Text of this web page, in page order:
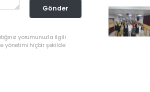
Gönder
yorumunuzla ilgili
yönetimi hiçbir şekilde